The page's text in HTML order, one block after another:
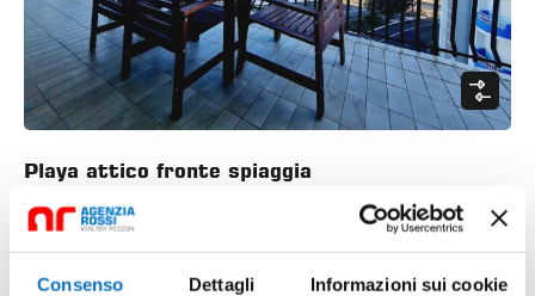
Consenso Dettagli Informazioni sui cookie
Playa attico fronte spiaggia
Viale Cherso, Duna Verde, Caorle, Venezia, Veneto,
30021, Italia
Appartamento